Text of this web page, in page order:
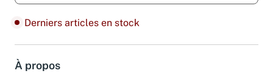
Derniers articles en stock
À propos